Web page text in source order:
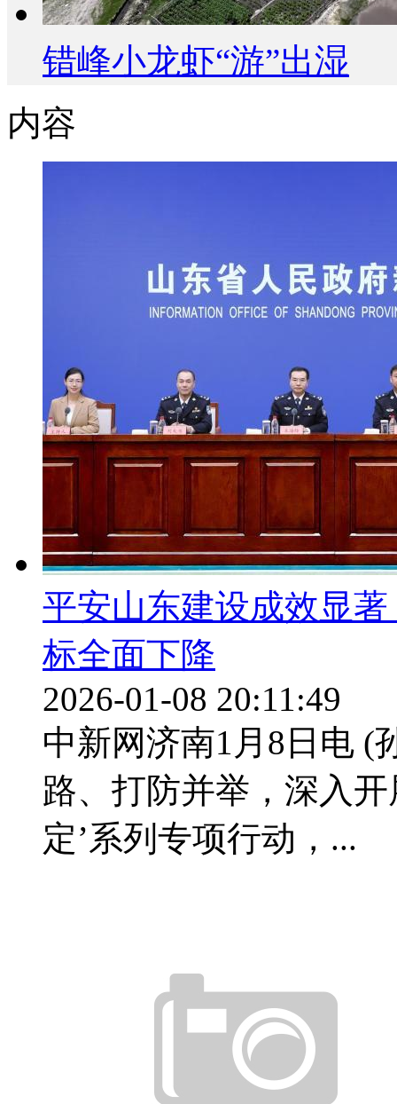
错峰小龙虾“游”出湿
内容
平安山东建设成效显
标全面下降
2026-01-08 20:11:49
中新网济南1月8日电 (
路、打防并举，深入
定’系列专项行动，...